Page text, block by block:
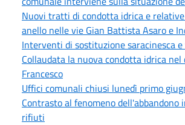
Nuovi tratti di condotta idrica e
anello nelle vie Gian Battista Asaro e
Interventi di sostituzione saracinesca
Collaudata la nuova condotta idrica
Francesco
Uffici comunali chiusi lunedì primo
Contrasto al fenomeno dell'abbandono
rifiuti